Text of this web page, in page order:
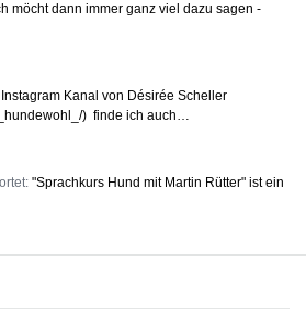
möcht dann immer ganz viel dazu sagen -
Instagram Kanal von Désirée Scheller
) finde ich auch…
"Sprachkurs Hund mit Martin Rütter" ist ein